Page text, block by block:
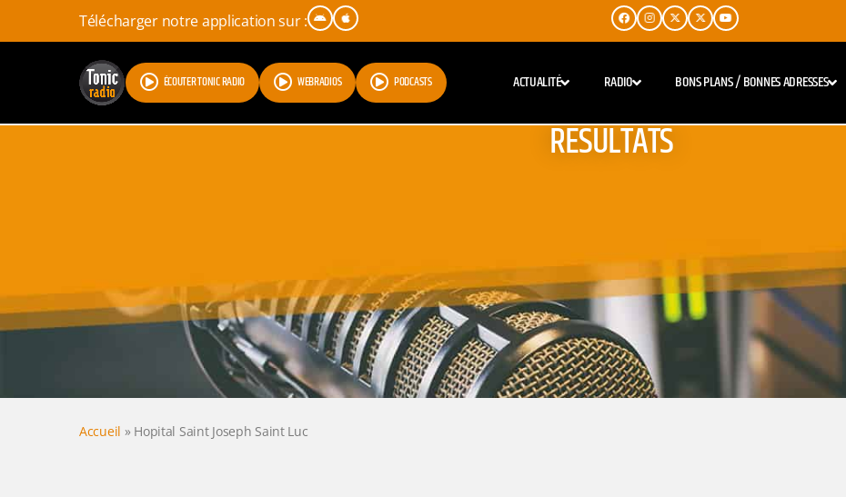
Télécharger notre application sur :
ÉCOUTER TONIC RADIO WEBRADIOS PODCASTS ACTUALITÉ RADIO BONS PLANS / BONNES ADRESSES
RESULTATS
Accueil » Hopital Saint Joseph Saint Luc